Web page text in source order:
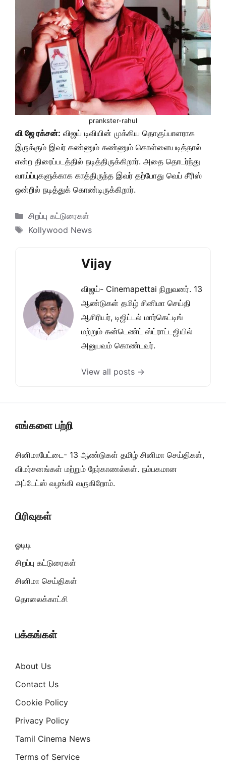
prankster-rahul
வி ஜே ரக்சன்: விஜய் டிவியின் முக்கிய தொகுப்பாளராக
இருக்கும் இவர் கண்ணும் கண்ணும் கொள்ளையடித்தால்
என்ற திரைப்படத்தில் நடித்திருக்கிறார். அதை தொடர்ந்து
வாய்ப்புகளுக்காக காத்திருந்த இவர் தற்போது வெப் சீரிஸ்
ஒன்றில் நடித்துக் கொண்டிருக்கிறார்.
Categories
சிறப்பு கட்டுரைகள்
Tags
Kollywood News
Vijay
விஜய்- Cinemapettai நிறுவனர். 13
ஆண்டுகள் தமிழ் சினிமா செய்தி
ஆசிரியர், டிஜிட்டல் மார்கெட்டிங்
மற்றும் கன்டெண்ட் ஸ்ட்ராட்டஜியில்
அனுபவம் கொண்டவர்.
View all posts →
எங்களை பற்றி
சினிமாபேட்டை- 13 ஆண்டுகள் தமிழ் சினிமா செய்திகள்,
விமர்சனங்கள் மற்றும் நேர்காணல்கள். நம்பகமான
அப்டேட்ஸ் வழங்கி வருகிறோம்.
பிரிவுகள்
ஓடிடி
சிறப்பு கட்டுரைகள்
சினிமா செய்திகள்
தொலைக்காட்சி
பக்கங்கள்
About Us
Contact Us
Cookie Policy
Privacy Policy
Tamil Cinema News
Terms of Service